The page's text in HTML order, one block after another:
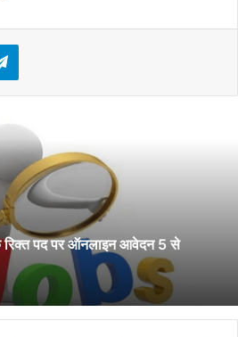
Telegram
रिक्त पद पर ऑनलाइन आवेदन 5 से